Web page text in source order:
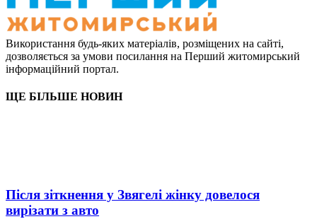
Використання будь-яких матеріалів, розміщених на сайті,
дозволяється за умови посилання на Перший житомирський
інформаційний портал.
ЩЕ БІЛЬШЕ НОВИН
Після зіткнення у Звягелі жінку довелося
вирізати з авто